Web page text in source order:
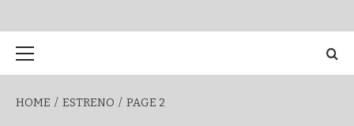
SEMANA
SANTA DE
HOME ESTRENO PAGE 2